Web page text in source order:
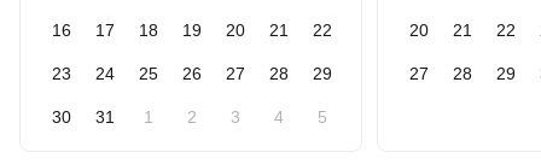
16 17 18 19 20 21 22
23 24 25 26 27 28 29
30 31 1 2 3 4 5
20 21 22
27 28 29